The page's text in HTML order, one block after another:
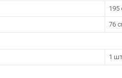
195
76
1